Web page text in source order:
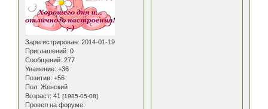
Зарегистрирован: 2014-01-19
Приглашений: 0
Сообщений: 277
Уважение: +36
Позитив: +56
Пол: Женский
Возраст: 41 [1985-05-08]
Провел на форуме: